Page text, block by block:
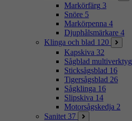
Markörfärg 3
Snöre 5
Markörpenna 4
Djuphålsmärkare 4
Klinga och blad 120
Kapskiva 32
Sågblad multiverktyg
Sticksågsblad 16
Tigersågsblad 26
Sågklinga 16
Slipskiva 14
Motorsågskedja 2
Sanitet 37